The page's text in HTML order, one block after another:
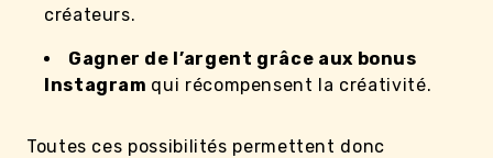
créateurs.
Gagner de l’argent grâce aux bonus
Instagram qui récompensent la créativité.
Toutes ces possibilités permettent donc